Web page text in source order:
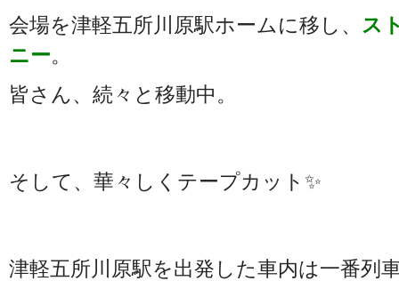
会場を津軽五所川原駅ホームに移し、 ス
ニー。
皆さん、続々と移動中。
そして、華々しくテープカット✨
津軽五所川原駅を出発した車内は一番列